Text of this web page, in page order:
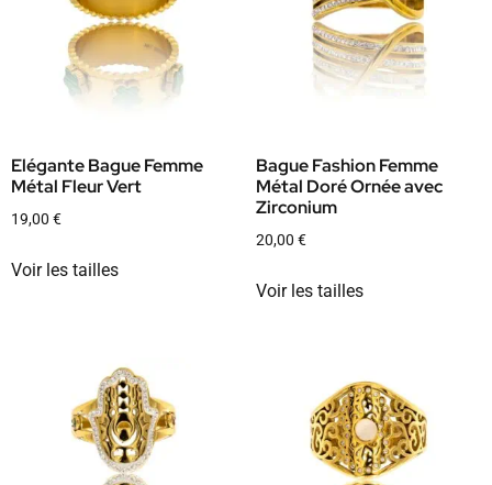
Elégante Bague Femme
Métal Fleur Vert
19,00 €
Voir les tailles
Bague Fashion Femme
Métal Doré Ornée avec
Zirconium
20,00 €
Voir les tailles